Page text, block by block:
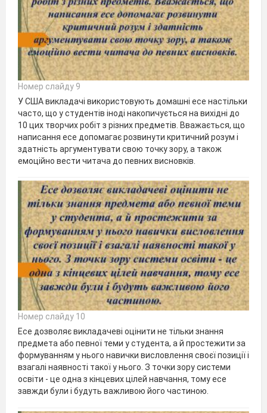
Номер слайду 9
У США викладачі використовують домашні есе настільки
часто, що у студентів іноді накопичується на вихідні до
10 цих творчих робіт з різних предметів. Вважається, що
написання есе допомагає розвинути критичний розум і
здатність аргументувати свою точку зору, а також
емоційно вести читача до певних висновків.
Номер слайду 10
Есе дозволяє викладачеві оцінити не тільки знання
предмета або певної теми у студента, а й простежити за
формуванням у нього навички висловлення своєї позиції і
взагалі наявності такої у нього. З точки зору системи
освіти - це одна з кінцевих цілей навчання, тому есе
завжди були і будуть важливою його частиною.